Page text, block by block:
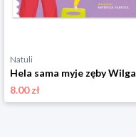
Natuli
Hela sama myje zęby Wilga
8.00 zł